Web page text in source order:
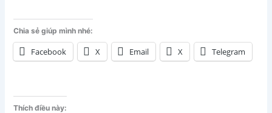
Chia sẻ giúp mình nhé:
Facebook X Email X Telegram
Thích điều này: